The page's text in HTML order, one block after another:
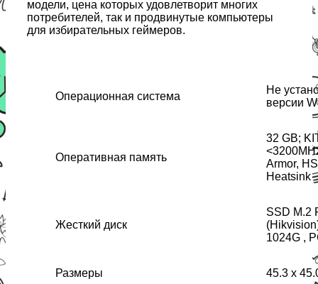
модели, цена которых удовлетворит многих
потребителей, так и продвинутые компьютеры
для избирательных геймеров.
Операционная система
Не
версии
Оперативная память
32 GB;
Armor,
Heatsink
Жесткий диск
SSD M.2
1024G ,
Размеры 45.3 х